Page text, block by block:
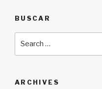
BUSCAR
ARCHIVES